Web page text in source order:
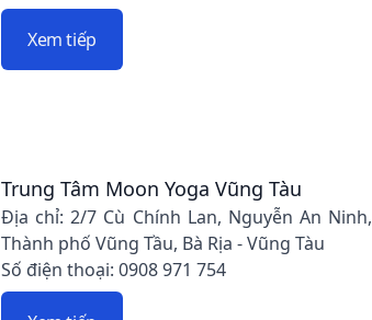
Xem tiếp
Trung Tâm Moon Yoga Vũng Tàu
Địa chỉ: 2/7 Cù Chính Lan, Nguyễn An Ninh,
Thành phố Vũng Tầu, Bà Rịa - Vũng Tàu
Số điện thoại: 0908 971 754